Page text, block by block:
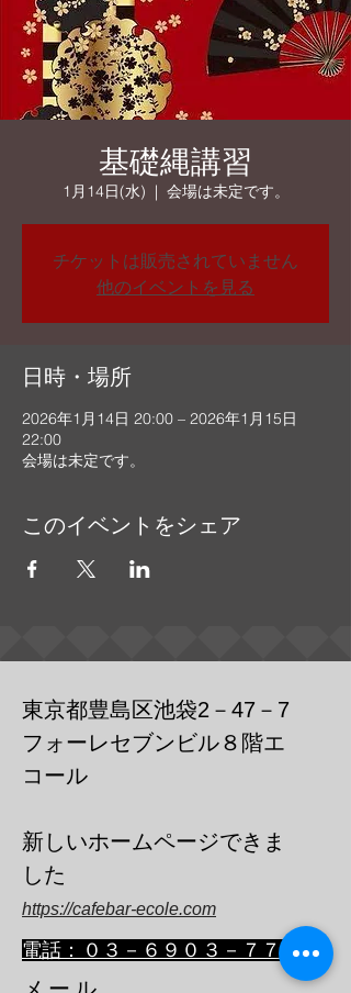
基礎縄講習
1月14日(水)
  |
会場は未定です。
チケットは販売されていません
他のイベントを見る
日時・場所
2026年1月14日 20:00 – 2026年1月15日
22:00
会場は未定です。
このイベントをシェア
東京都豊島区池袋2－47－7
フォーレセブンビル８階エ
コール
​新しいホームページできま
した
https://cafebar-ecole.com
​電話：０３－６９０３－７７３６